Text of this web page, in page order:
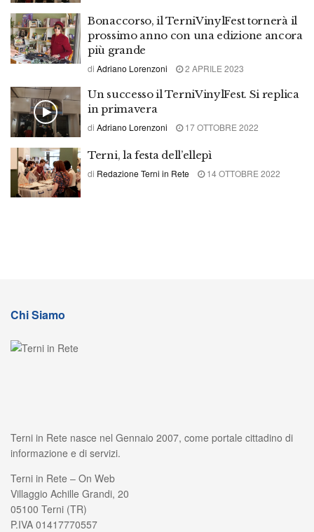
Bonaccorso, il TerniVinylFest tornerà il
prossimo anno con una edizione ancora
più grande
di Adriano Lorenzoni 2 APRILE 2023
Un successo il TerniVinylFest. Si replica
in primavera
di Adriano Lorenzoni 17 OTTOBRE 2022
Terni, la festa dell’ellepì
di Redazione Terni in Rete 14 OTTOBRE 2022
Chi Siamo
Terni in Rete nasce nel Gennaio 2007, come portale cittadino di
informazione e di servizi.
Terni in Rete – On Web
Villaggio Achille Grandi, 20
05100 Terni (TR)
P.IVA 01417770557